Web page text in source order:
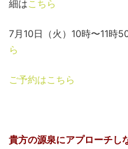
細はこちら
7月10日（火）10時〜11
ら
ご予約はこちら
貴方の源泉にアプローチし